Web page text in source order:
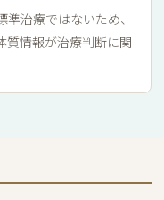
治療ではないため、
質情報が治療判断に関